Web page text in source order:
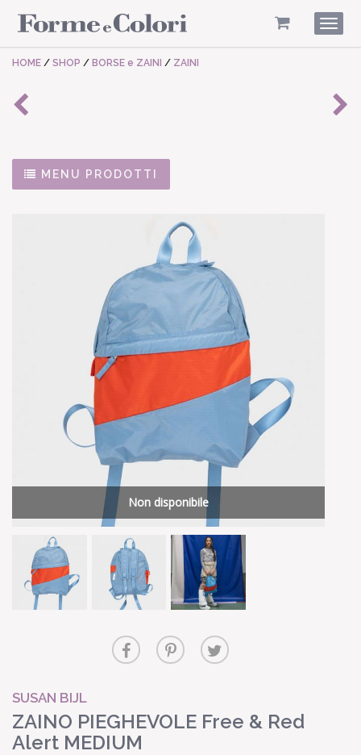
HOME / SHOP / BORSE e ZAINI / ZAINI
MENU PRODOTTI
Non disponibile
SUSAN BIJL
ZAINO PIEGHEVOLE Free & Red
Alert MEDIUM